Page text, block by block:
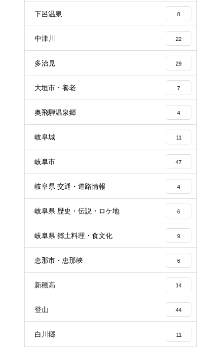
下呂温泉 8
中津川 22
多治見 29
大垣市・養老 7
奥飛騨温泉郷 4
岐阜城 11
岐阜市 47
岐阜県 交通・道路情報 4
岐阜県 歴史・伝説・ロケ地 6
岐阜県 郷土料理・食文化 9
恵那市・恵那峡 6
新穂高 14
登山 44
白川郷 11